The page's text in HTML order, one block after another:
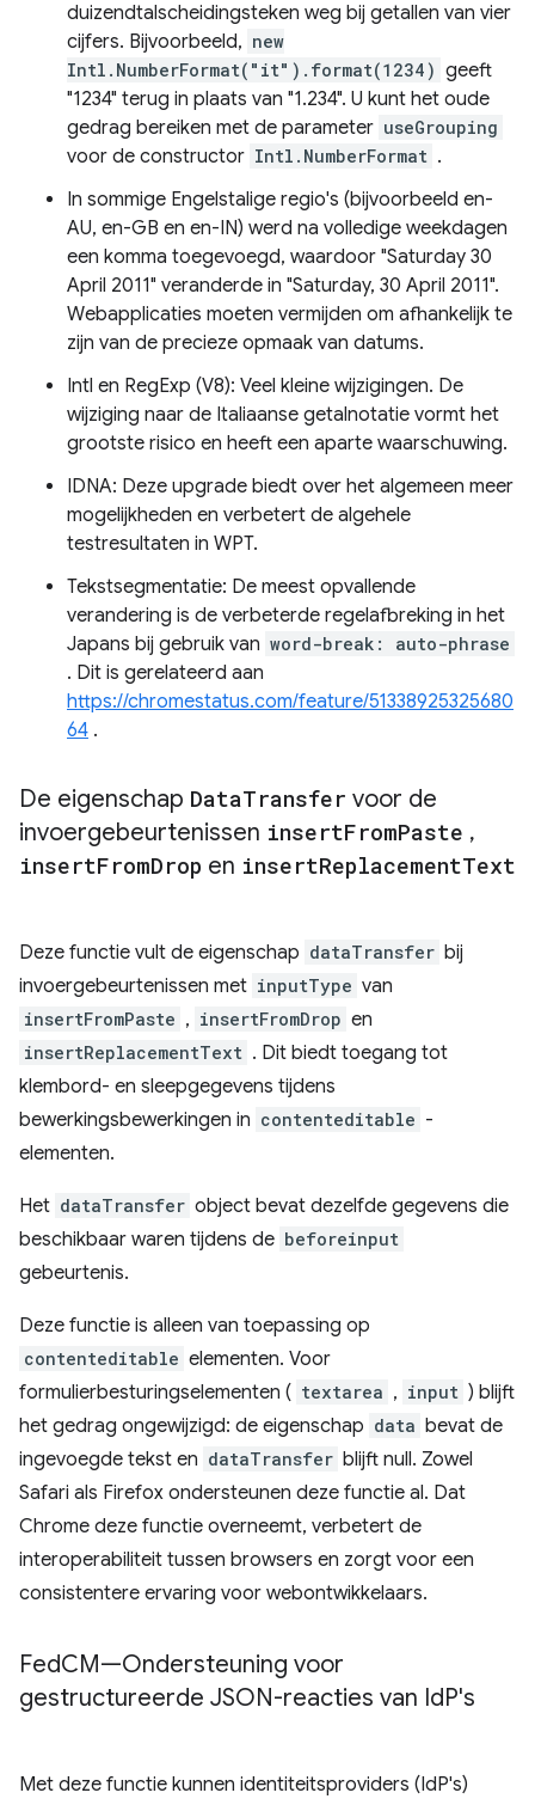
duizendtalscheidingsteken weg bij getallen van vier
cijfers. Bijvoorbeeld, new
Intl.NumberFormat("it").format(1234) geeft
"1234" terug in plaats van "1.234". U kunt het oude
gedrag bereiken met de parameter useGrouping
voor de constructor Intl.NumberFormat .
In sommige Engelstalige regio's (bijvoorbeeld en-
AU, en-GB en en-IN) werd na volledige weekdagen
een komma toegevoegd, waardoor "Saturday 30
April 2011" veranderde in "Saturday, 30 April 2011".
Webapplicaties moeten vermijden om afhankelijk te
zijn van de precieze opmaak van datums.
Intl en RegExp (V8): Veel kleine wijzigingen. De
wijziging naar de Italiaanse getalnotatie vormt het
grootste risico en heeft een aparte waarschuwing.
IDNA: Deze upgrade biedt over het algemeen meer
mogelijkheden en verbetert de algehele
testresultaten in WPT.
Tekstsegmentatie: De meest opvallende
verandering is de verbeterde regelafbreking in het
Japans bij gebruik van word-break: auto-phrase
. Dit is gerelateerd aan
https://chromestatus.com/feature/51338925325680
64 .
De eigenschap DataTransfer voor de
invoergebeurtenissen insertFromPaste ,
insertFromDrop en insertReplacementText
Deze functie vult de eigenschap dataTransfer bij
invoergebeurtenissen met inputType van
insertFromPaste , insertFromDrop en
insertReplacementText . Dit biedt toegang tot
klembord- en sleepgegevens tijdens
bewerkingsbewerkingen in contenteditable -
elementen.
Het dataTransfer object bevat dezelfde gegevens die
beschikbaar waren tijdens de beforeinput
gebeurtenis.
Deze functie is alleen van toepassing op
contenteditable elementen. Voor
formulierbesturingselementen ( textarea , input ) blijft
het gedrag ongewijzigd: de eigenschap data bevat de
ingevoegde tekst en dataTransfer blijft null. Zowel
Safari als Firefox ondersteunen deze functie al. Dat
Chrome deze functie overneemt, verbetert de
interoperabiliteit tussen browsers en zorgt voor een
consistentere ervaring voor webontwikkelaars.
FedCM—Ondersteuning voor
gestructureerde JSON-reacties van IdP's
Met deze functie kunnen identiteitsproviders (IdP's)